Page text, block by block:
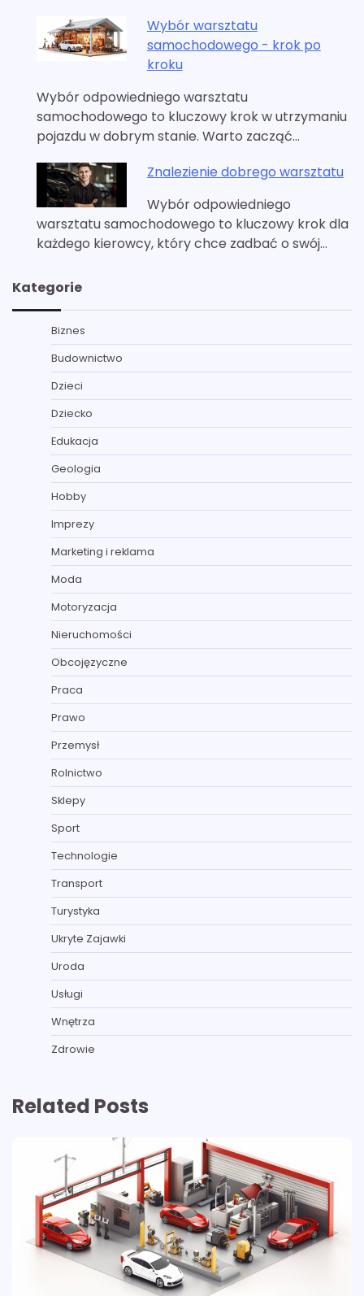
Wybór warsztatu
samochodowego - krok po
kroku
Wybór odpowiedniego warsztatu
samochodowego to kluczowy krok w utrzymaniu
pojazdu w dobrym stanie. Warto zacząć…
Znalezienie dobrego warsztatu
Wybór odpowiedniego
warsztatu samochodowego to kluczowy krok dla
każdego kierowcy, który chce zadbać o swój…
Kategorie
Biznes
Budownictwo
Dzieci
Dziecko
Edukacja
Geologia
Hobby
Imprezy
Marketing i reklama
Moda
Motoryzacja
Nieruchomości
Obcojęzyczne
Praca
Prawo
Przemysł
Rolnictwo
Sklepy
Sport
Technologie
Transport
Turystyka
Ukryte Zajawki
Uroda
Usługi
Wnętrza
Zdrowie
Related Posts